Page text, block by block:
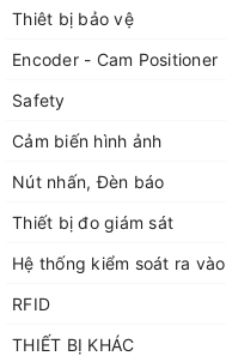
Thiêt bị bảo vệ
Encoder - Cam Positioner
Safety
Cảm biến hình ảnh
Nút nhấn, Đèn báo
Thiết bị đo giám sát
Hệ thống kiểm soát ra vào
RFID
THIẾT BỊ KHÁC